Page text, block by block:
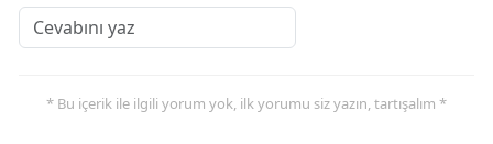
* Bu içerik ile ilgili yorum yok, ilk yorumu siz yazın, tartışalım *